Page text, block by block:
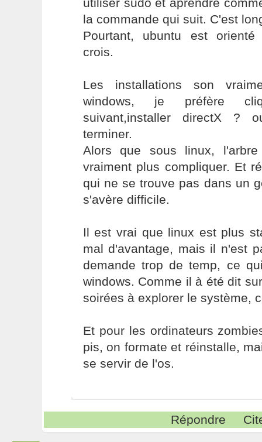
la commande qui suit. C'est
Pourtant, ubuntu est
crois.
Les installations son
windows, je préfère
suivant,installer directX ?
terminer.
Alors que sous linux,
vraiment plus compliquer. Et
qui ne se trouve pas dans un
s'avère difficile.
Il est vrai que linux est plus
mal d'avantage, mais il n'est
demande trop de temp, ce
windows. Comme il à été dit
soirées à explorer le système,
Et pour les ordinateurs
pis, on formate et réinstalle,
se servir de l'os.
Répondre